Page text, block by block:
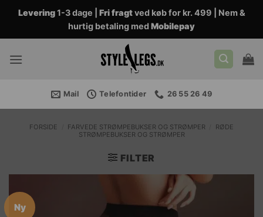
Fortsæt
indhold
Levering1-3 dage | Fri fragtved køb for kr. 499 | Nem &
hurtig betaling medMobilepay
Mail Telefontider 26 55 26 49
FORSIDE FARVEDE STRØMPEBUKSER OG STRØMPER
RØDE
STRØMPEBUKSER OG STRØMPER
FILTER
Ny